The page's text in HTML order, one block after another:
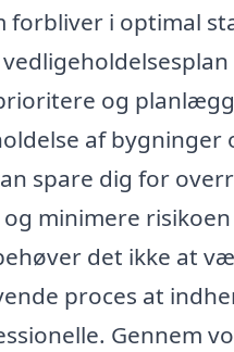
forbliver i optimal
og
af bygninger
spare dig for
minimere risikoen
det ikke at
proces at
Gennem